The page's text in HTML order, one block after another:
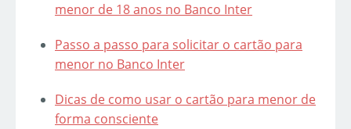
menor de 18 anos no Banco Inter
Passo a passo para solicitar o cartão para
menor no Banco Inter
Dicas de como usar o cartão para menor de
forma consciente